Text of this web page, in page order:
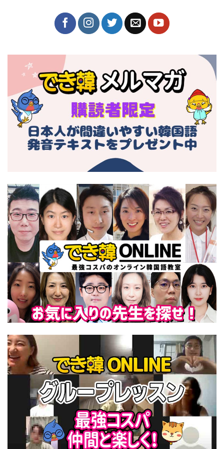
とリアルな韓国情報を日々発信していきますのでよろし
くお願いいたします^^
◆先生のSNSをフォロー↓↓